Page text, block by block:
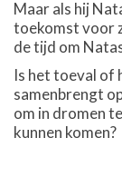
Maar als hij
toekomst voor
de tijd om
Is het toeval of
samenbrengt
om in dromen
kunnen komen?